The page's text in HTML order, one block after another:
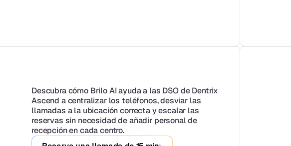
Descubra cómo Brilo AI ayuda a las DSO de Dentrix
Ascend a centralizar los teléfonos, desviar las
llamadas a la ubicación correcta y escalar las
reservas sin necesidad de añadir personal de
recepción en cada centro.